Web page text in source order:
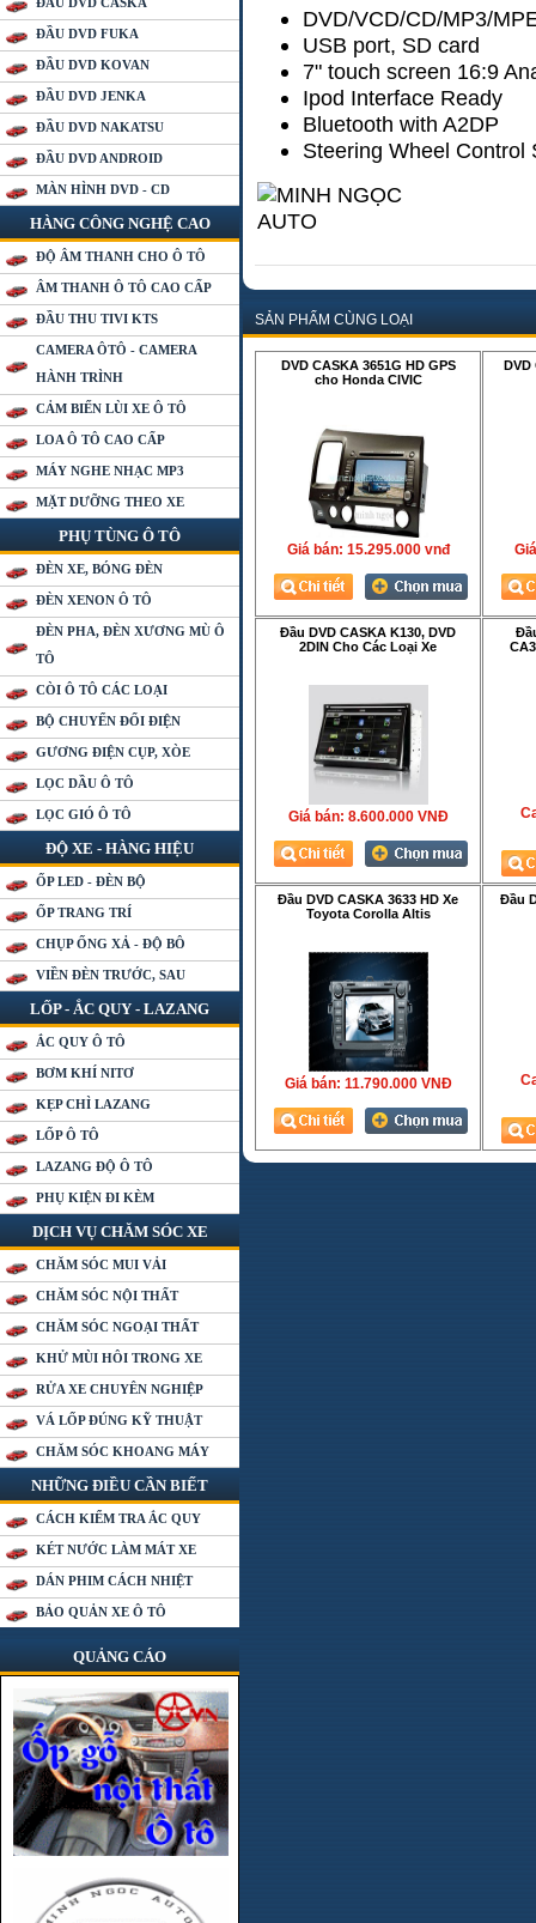
ĐẦU DVD FUKA
ĐẦU DVD KOVAN
ĐẦU DVD JENKA
ĐẦU DVD NAKATSU
ĐẦU DVD ANDROID
MÀN HÌNH DVD - CD
HÀNG CÔNG NGHỆ CAO
ĐỘ ÂM THANH CHO Ô TÔ
ÂM THANH Ô TÔ CAO CẤP
ĐẦU THU TIVI KTS
CAMERA ÔTÔ - CAMERA
HÀNH TRÌNH
CẢM BIẾN LÙI XE Ô TÔ
LOA Ô TÔ CAO CẤP
MÁY NGHE NHẠC MP3
MẶT DƯỠNG THEO XE
PHỤ TÙNG Ô TÔ
ĐÈN XE, BÓNG ĐÈN
ĐÈN XENON Ô TÔ
ĐÈN PHA, ĐÈN XƯƠNG MÙ Ô
TÔ
CÒI Ô TÔ CÁC LOẠI
BỘ CHUYỂN ĐỔI ĐIỆN
GƯƠNG ĐIỆN CỤP, XÒE
LỌC DẦU Ô TÔ
LỌC GIÓ Ô TÔ
ĐỘ XE - HÀNG HIỆU
ỐP LED - ĐÈN BỘ
ỐP TRANG TRÍ
CHỤP ỐNG XẢ - ĐỘ BÔ
VIỀN ĐÈN TRƯỚC, SAU
LỐP - ẮC QUY - LAZANG
ẮC QUY Ô TÔ
BƠM KHÍ NITƠ
KẸP CHÌ LAZANG
LỐP Ô TÔ
LAZANG ĐỘ Ô TÔ
PHỤ KIỆN ĐI KÈM
DỊCH VỤ CHĂM SÓC XE
CHĂM SÓC MUI VẢI
CHĂM SÓC NỘI THẤT
CHĂM SÓC NGOẠI THẤT
KHỬ MÙI HÔI TRONG XE
RỬA XE CHUYÊN NGHIỆP
VÁ LỐP ĐÚNG KỸ THUẬT
CHĂM SÓC KHOANG MÁY
NHỮNG ĐIỀU CẦN BIẾT
CÁCH KIỂM TRA ẮC QUY
KÉT NƯỚC LÀM MÁT XE
DÁN PHIM CÁCH NHIỆT
BẢO QUẢN XE Ô TÔ
QUẢNG CÁO
DVD/VCD/CD/MP3/
USB port, SD card
7" touch screen 16:9
Ipod Interface Ready
Bluetooth with A2DP
Steering Wheel Control
SẢN PHẨM CÙNG LOẠI
DVD CASKA 3651G HD GPS
cho Honda CIVIC
Giá bán: 15.295.000 vnđ
DVD
Đầu DVD CASKA K130, DVD
2DIN Cho Các Loại Xe
Giá bán: 8.600.000 VNÐ
Đầu DVD CASKA 3633 HD Xe
Toyota Corolla Altis
Giá bán: 11.790.000 VNÐ
Đầu